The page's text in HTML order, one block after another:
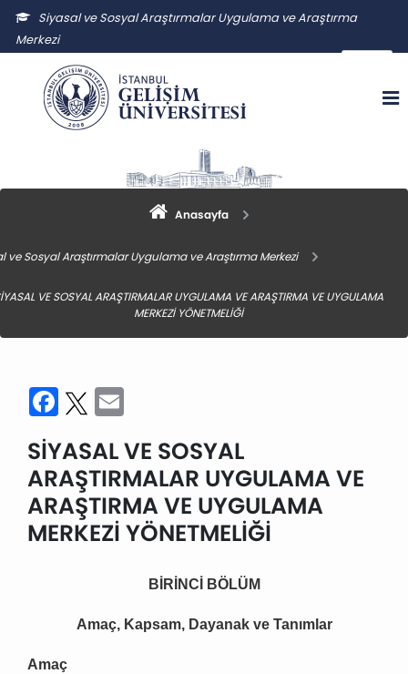
Siyasal ve Sosyal Araştırmalar Uygulama ve Araştırma
Merkezi
ssauam@gelisim.edu.tr
Anasayfa
ve Sosyal Araştırmalar Uygulama ve Araştırma Merkezi
VE SOSYAL ARAŞTIRMALAR UYGULAMA VE ARAŞTIRMA VE UYGULAMA
MERKEZİ YÖNETMELİĞİ
Facebook
Twitter
SİYASAL VE SOSYAL
ARAŞTIRMALAR UYGULAMA VE
ARAŞTIRMA VE UYGULAMA
MERKEZİ YÖNETMELİĞİ
BİRİNCİ BÖLÜM
Amaç, Kapsam, Dayanak ve Tanımlar
Amaç